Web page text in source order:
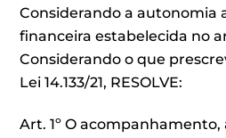
Considerando a autonomia
financeira estabelecida no
Considerando o que
Lei 14.133/21, RESOLVE:
Art. 1º O acompanhamento,